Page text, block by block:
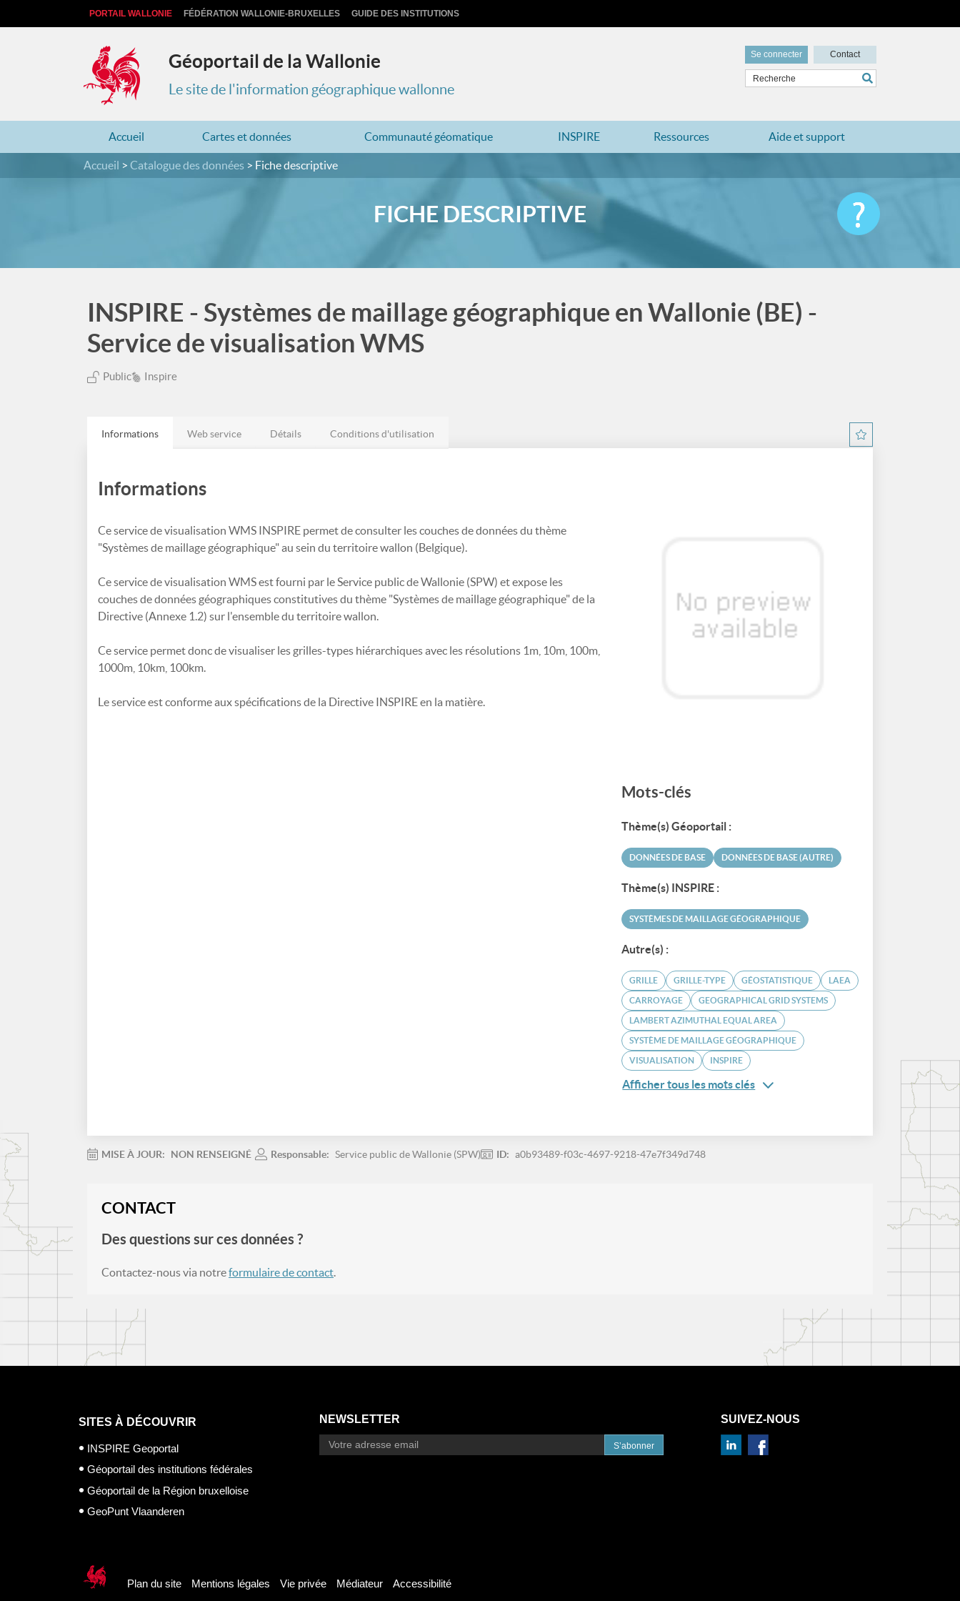
PORTAIL WALLONIE FÉDÉRATION WALLONIE-BRUXELLES GUIDE DES INSTITUTIONS
Géoportail de la Wallonie
Le site de l'information géographique wallonne
Se connecter Contact
Accueil Cartes et données Communauté géomatique INSPIRE Ressources Aide et support
Accueil Catalogue des données Fiche descriptive
FICHE DESCRIPTIVE
INSPIRE - Systèmes de maillage géographique en Wallonie (BE) -
Service de visualisation WMS
Public Inspire
Informations Web service Détails Conditions d'utilisation
Informations
Ce service de visualisation WMS INSPIRE permet de consulter les couches de données du thème
"Systèmes de maillage géographique" au sein du territoire wallon (Belgique).
Ce service de visualisation WMS est fourni par le Service public de Wallonie (SPW) et expose les
couches de données géographiques constitutives du thème "Systèmes de maillage géographique" de la
Directive (Annexe 1.2) sur l'ensemble du territoire wallon.
Ce service permet donc de visualiser les grilles-types hiérarchiques avec les résolutions 1m, 10m, 100m,
1000m, 10km, 100km.
Le service est conforme aux spécifications de la Directive INSPIRE en la matière.
Mots-clés
Thème(s) Géoportail :
DONNÉES DE BASE DONNÉES DE BASE (AUTRE)
Thème(s) INSPIRE :
SYSTÈMES DE MAILLAGE GÉOGRAPHIQUE
Autre(s) :
GRILLE GRILLE-TYPE GÉOSTATISTIQUE LAEA
CARROYAGE GEOGRAPHICAL GRID SYSTEMS
LAMBERT AZIMUTHAL EQUAL AREA
SYSTÈME DE MAILLAGE GÉOGRAPHIQUE
VISUALISATION INSPIRE
Afficher tous les mots clés
MISE À JOUR: NON RENSEIGNÉ Responsable: Service public de Wallonie (SPW) ID: a0b93489-f03c-4697-9218-47e7f349d748
CONTACT
Des questions sur ces données ?
Contactez-nous via notreformulaire de contact.
SITES À DÉCOUVRIR
INSPIRE Geoportal
Géoportail des institutions fédérales
Géoportail de la Région bruxelloise
GeoPunt Vlaanderen
NEWSLETTER
S’abonner
SUIVEZ-NOUS
Plan du site Mentions légales Vie privée Médiateur Accessibilité